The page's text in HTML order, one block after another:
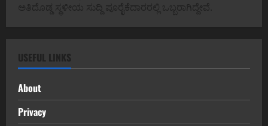
ಅತಿದೊಡ್ಡ ಸ್ಥಳೀಯ ಸುದ್ದಿ ಪೂರೈಕೆದಾರರಲ್ಲಿ ಒಬ್ಬರಾಗಿದ್ದೇವೆ.
USEFUL LINKS
About
Privacy